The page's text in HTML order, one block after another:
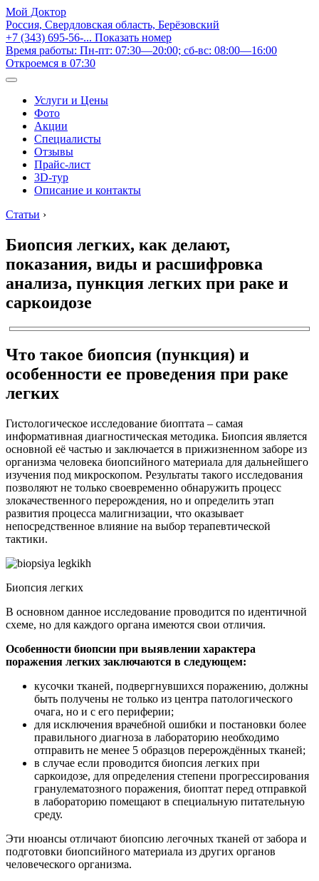
Мой Доктор
Россия, Свердловская область, Берёзовский
+7 (343) 695-56-... Показать номер
Время работы: Пн-пт: 07:30—20:00; сб-вс: 08:00—16:00
Откроемся в 07:30
Услуги и Цены
Фото
Акции
Специалисты
Отзывы
Прайс-лист
3D-тур
Описание и контакты
Статьи ›
Биопсия легких, как делают,
показания, виды и расшифровка
анализа, пункция легких при раке и
саркоидозе
Что такое биопсия (пункция) и
особенности ее проведения при раке
легких
Гистологическое исследование биоптата – самая
информативная диагностическая методика. Биопсия является
основной её частью и заключается в прижизненном заборе из
организма человека биопсийного материала для дальнейшего
изучения под микроскопом. Результаты такого исследования
позволяют не только своевременно обнаружить процесс
злокачественного перерождения, но и определить этап
развития процесса малигнизации, что оказывает
непосредственное влияние на выбор терапевтической
тактики.
Биопсия легких
В основном данное исследование проводится по идентичной
схеме, но для каждого органа имеются свои отличия.
Особенности биопсии при выявлении характера
поражения легких заключаются в следующем:
кусочки тканей, подвергнувшихся поражению, должны
быть получены не только из центра патологического
очага, но и с его периферии;
для исключения врачебной ошибки и постановки более
правильного диагноза в лабораторию необходимо
отправить не менее 5 образцов перерождённых тканей;
в случае если проводится биопсия легких при
саркоидозе, для определения степени прогрессирования
гранулематозного поражения, биоптат перед отправкой
в лабораторию помещают в специальную питательную
среду.
Эти нюансы отличают биопсию легочных тканей от забора и
подготовки биопсийного материала из других органов
человеческого организма.